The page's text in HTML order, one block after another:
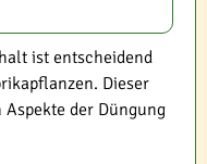
ist entscheidend
Dieser
der Düngung